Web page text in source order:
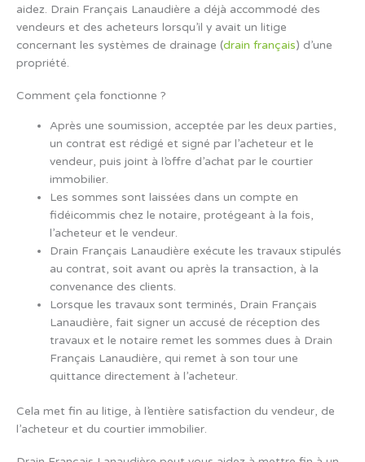
aidez. Drain Français Lanaudière a déjà accommodé des
vendeurs et des acheteurs lorsqu’il y avait un litige
concernant les systèmes de drainage (drain français) d’une
propriété.
Comment çela fonctionne ?
Après une soumission, acceptée par les deux parties,
un contrat est rédigé et signé par l’acheteur et le
vendeur, puis joint à l’offre d’achat par le courtier
immobilier.
Les sommes sont laissées dans un compte en
fidéicommis chez le notaire, protégeant à la fois,
l’acheteur et le vendeur.
Drain Français Lanaudière exécute les travaux stipulés
au contrat, soit avant ou après la transaction, à la
convenance des clients.
Lorsque les travaux sont terminés, Drain Français
Lanaudière, fait signer un accusé de réception des
travaux et le notaire remet les sommes dues à Drain
Français Lanaudière, qui remet à son tour une
quittance directement à l’acheteur.
Cela met fin au litige, à l’entière satisfaction du vendeur, de
l’acheteur et du courtier immobilier.